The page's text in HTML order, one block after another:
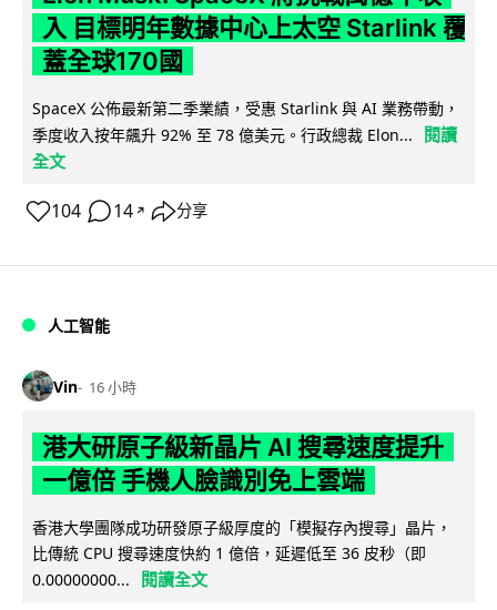
入 目標明年數據中心上太空 Starlink 覆
蓋全球170國
SpaceX 公佈最新第二季業績，受惠 Starlink 與 AI 業務帶動，
季度收入按年飆升 92% 至 78 億美元。行政總裁 Elon...
閱讀
全文
104 14 ↗ 分享
人工智能
Vin 16 小時
港大研原子級新晶片 AI 搜尋速度提升
一億倍 手機人臉識別免上雲端
香港大學團隊成功研發原子級厚度的「模擬存內搜尋」晶片，
比傳統 CPU 搜尋速度快約 1 億倍，延遲低至 36 皮秒（即
0.00000000...
閱讀全文